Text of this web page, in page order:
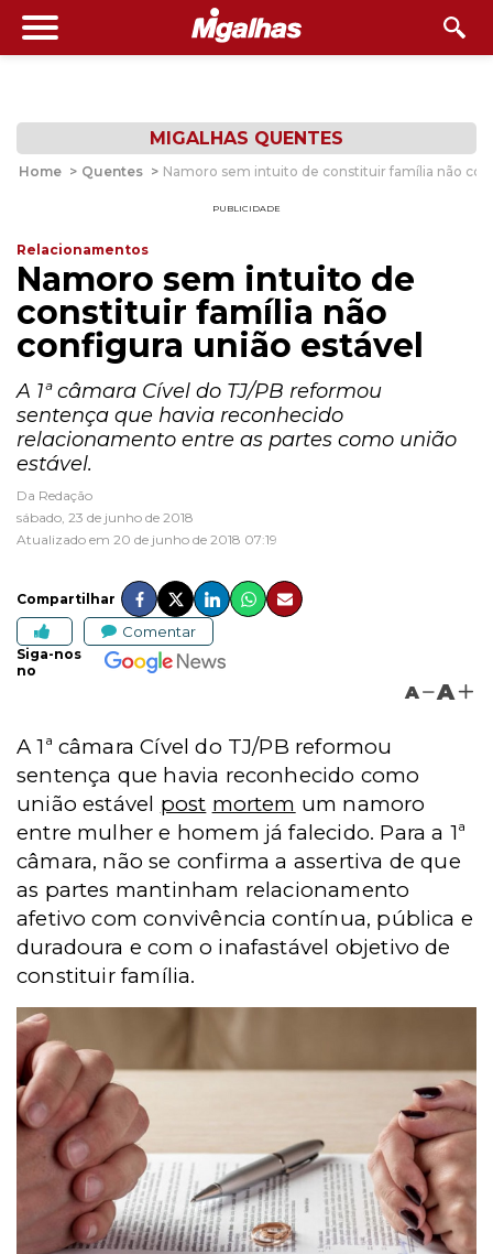
MIGALHAS QUENTES
Home > Quentes > Namoro sem intuito de constituir família não
PUBLICIDADE
Relacionamentos
Namoro sem intuito de
constituir família não
configura união estável
A 1ª câmara Cível do TJ/PB reformou
sentença que havia reconhecido
relacionamento entre as partes como união
estável.
Da Redação
sábado, 23 de junho de 2018
Atualizado em 20 de junho de 2018 07:19
Compartilhar
Comentar
Siga-nos
no
A A
A 1ª câmara Cível do TJ/PB reformou
sentença que havia reconhecido como
união estável post mortem um namoro
entre mulher e homem já falecido. Para a 1ª
câmara, não se confirma a assertiva de que
as partes mantinham relacionamento
afetivo com convivência contínua, pública e
duradoura e com o inafastável objetivo de
constituir família.